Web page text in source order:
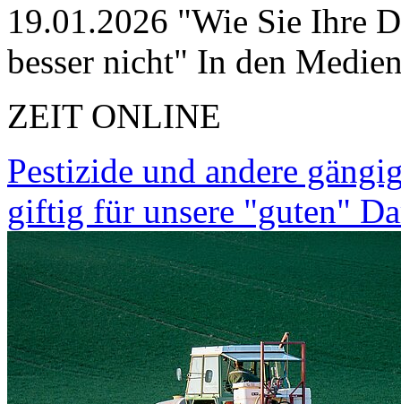
19.01.2026 "Wie Sie Ihre
besser nicht" In den
ZEIT ONLINE
Pestizide und andere
giftig für unsere "guten"